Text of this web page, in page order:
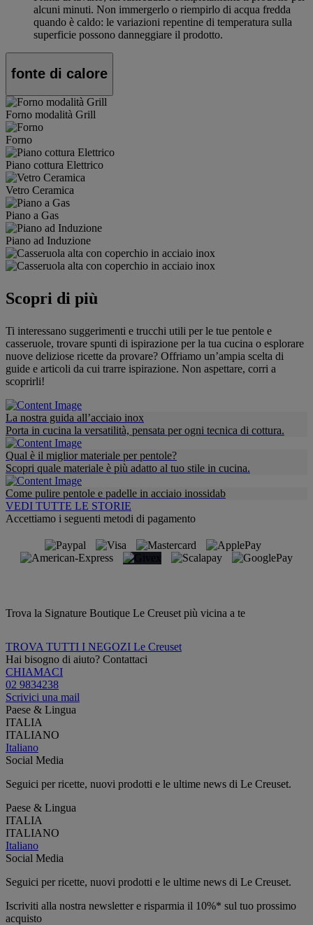
alcuni minuti. Non immergerlo o riempirlo di acqua fredda
quando è caldo: le variazioni repentine di temperatura sulla
superficie possono danneggiare il prodotto.
fonte di calore
Forno modalità Grill
Forno
Piano cottura Elettrico
Vetro Ceramica
Piano a Gas
Piano ad Induzione
Scopri di più
Ti interessano suggerimenti e trucchi utili per le tue pentole e
casseruole, trovare spunti di ispirazione per la tua cucina o esplorare
nuove deliziose ricette da provare? Offriamo un’ampia scelta di
guide e articoli da cui trarre ispirazione. Non aspettare, corri a
scoprirli!
La nostra guida all’acciaio inox
Porta in cucina la versatilità, pensata per ogni tecnica di cottura.
Qual è il miglior materiale per pentole?
Scopri quale materiale è più adatto al tuo stile in cucina.
Come pulire pentole e padelle in acciaio inossidab
VEDI TUTTE LE STORIE
Accettiamo i seguenti metodi di pagamento
Trova la Signature Boutique Le Creuset più vicina a te
TROVA TUTTI I NEGOZI Le Creuset
Hai bisogno di aiuto? Contattaci
CHIAMACI
02 9834238
Scrivici una mail
Paese & Lingua
ITALIA
ITALIANO
Italiano
Social Media
Seguici per ricette, nuovi prodotti e le ultime news di Le Creuset.
Paese & Lingua
ITALIA
ITALIANO
Italiano
Social Media
Seguici per ricette, nuovi prodotti e le ultime news di Le Creuset.
Iscriviti alla nostra newsletter e risparmia il 10%* sul tuo prossimo
acquisto